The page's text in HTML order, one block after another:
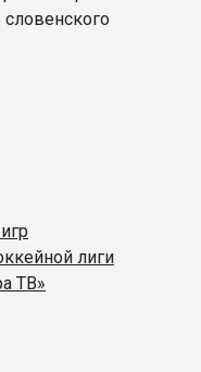
словенского
лиги
ТВ»